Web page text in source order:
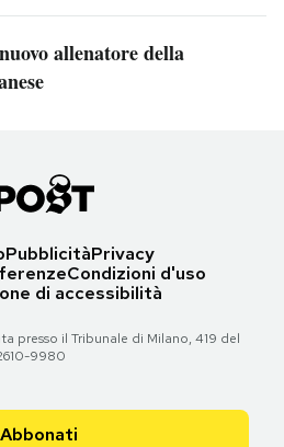
allenatore della
PubblicitàPrivacy
Condizioni d'uso
di accessibilità
presso il Tribunale di Milano, 419 del
9980
Abbonati